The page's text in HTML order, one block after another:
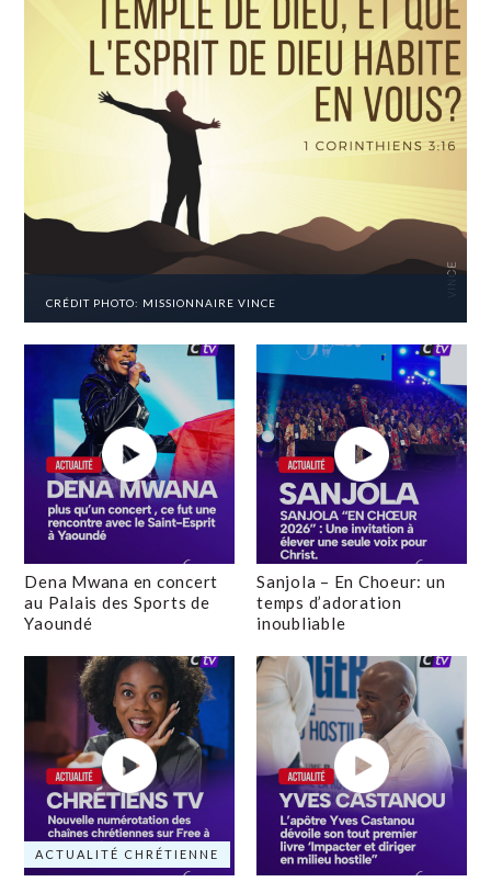
CRÉDIT PHOTO: MISSIONNAIRE VINCE
Dena Mwana en concert
au Palais des Sports de
Yaoundé
Sanjola – En Choeur: un
temps d’adoration
inoubliable
ACTUALITÉ CHRÉTIENNE